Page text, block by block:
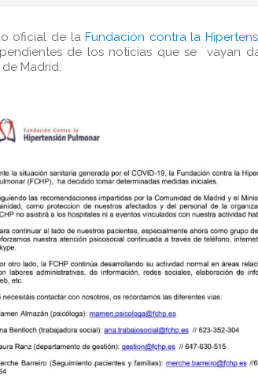
oficial de laFundación contra la
pendientes de los noticias que se vayan
Madrid.